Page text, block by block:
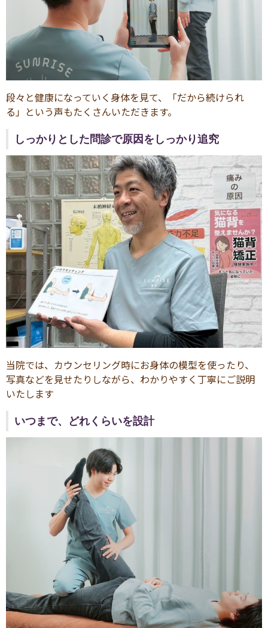
段々と健康になっていく身体を見て、「だから続けられ
る」という声もたくさんいただきます。
しっかりとした問診で原因をしっかり追究
当院では、カウンセリング時にお身体の模型を使ったり、
写真などを見せたりしながら、わかりやすく丁寧にご説明
いたします
いつまで、どれくらいを設計